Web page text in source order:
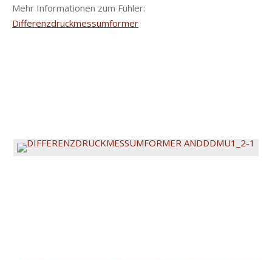
Mehr Informationen zum Fühler:
Differenzdruckmessumformer